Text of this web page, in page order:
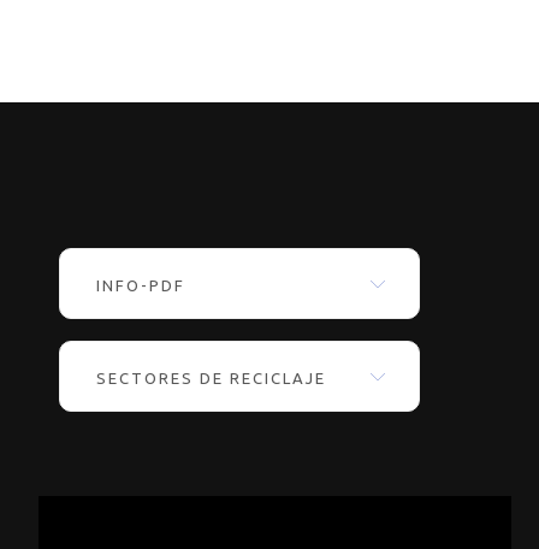
INFO-PDF
SECTORES DE RECICLAJE